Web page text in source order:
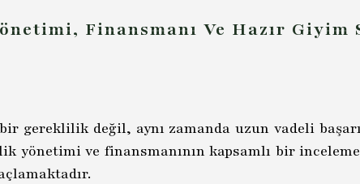
Finansmanı Ve Hazır Giyim
gereklilik değil, aynı zamanda uzun vadeli
yönetimi ve finansmanının kapsamlı bir